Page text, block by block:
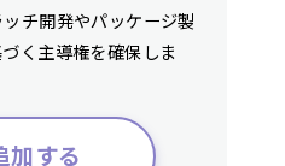
チ開発やパッケージ製
く主導権を確保しま
加する